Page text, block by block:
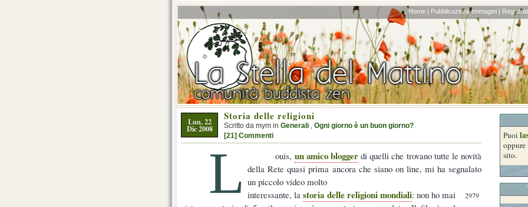
Home | Pubblicazioni| Immagini |
Lun, 22
Dic 2008
Storia delle religioni
Scritto da mym in Generali
Ogni giorno è un buon giorno?
[21] Commenti
L ouis, un amico bloggerdi quelli che trovano tutte le novità
della Rete quasi prima ancora che siano on line, mi ha segnalato
un piccolo video molto
2979
interessante, lastoria delle religioni mondiali: non ho mai
Puoi
sito.